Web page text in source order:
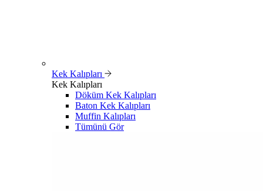
Kek Kalıpları
Kek Kalıpları
Döküm Kek Kalıpları
Baton Kek Kalıpları
Muffin Kalıpları
Tümünü Gör